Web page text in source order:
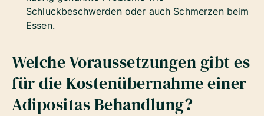
Schluckbeschwerden oder auch Schmerzen beim
Essen.
Welche Voraussetzungen gibt es
für die Kostenübernahme einer
Adipositas Behandlung?